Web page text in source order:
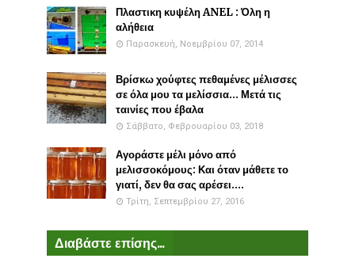
Πλαστικη κυψέλη ANEL : Όλη η
αλήθεια
Παρασκευή, Νοεμβρίου 07, 2014
Βρίσκω χούφτες πεθαμένες μέλισσες
σε όλα μου τα μελίσσια... Μετά τις
ταινίες που έβαλα
Σάββατο, Φεβρουαρίου 03, 2018
Αγοράστε μέλι μόνο από
μελισσοκόμους: Και όταν μάθετε το
γιατί, δεν θα σας αρέσει....
Τρίτη, Σεπτεμβρίου 27, 2016
Διαβάστε επίσης...